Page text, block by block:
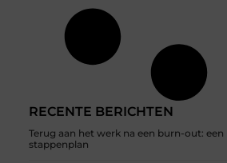
RECENTE BERICHTEN
Terug aan het werk na een burn-out: een
stappenplan